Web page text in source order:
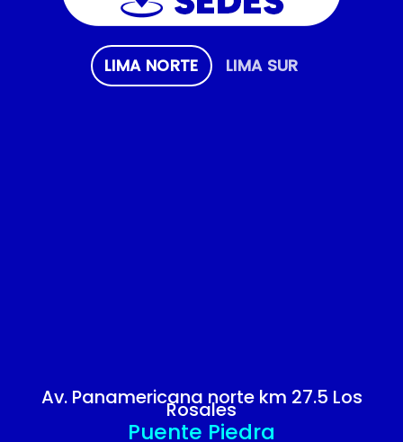
LIMA NORTE LIMA SUR
Av. Panamericana norte km 27.5 Los
Rosales
Puente Piedra